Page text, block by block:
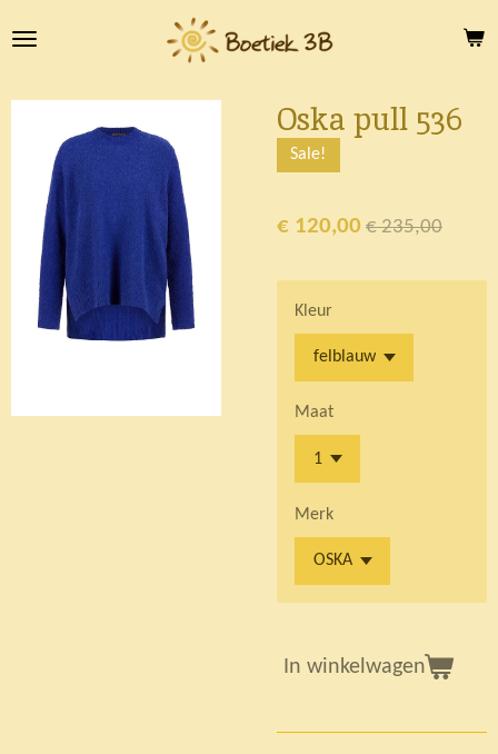
direct
de
hoofdinhoud
Oska pull 536
Sale!
€ 120,00 € 235,00
Kleur
Maat
Merk
In winkelwagen